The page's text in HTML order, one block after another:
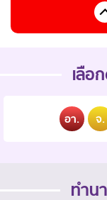
เลือ
อา. จ.
ทำน